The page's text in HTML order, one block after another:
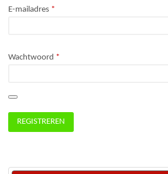
E-mailadres *
Wachtwoord *
REGISTREREN